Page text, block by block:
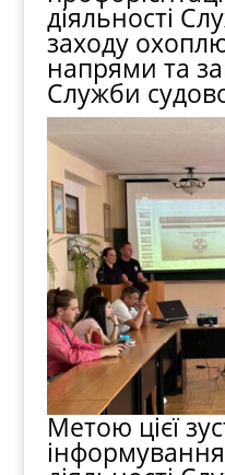
діяльності
заходу
напрями та
Служби
Метою цієї